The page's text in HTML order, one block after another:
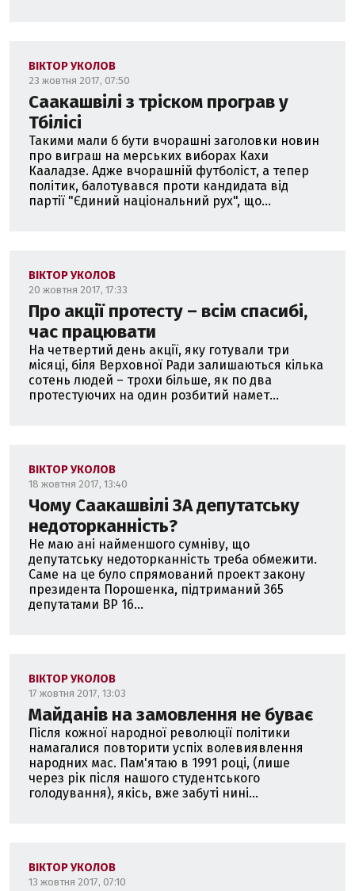
ВІКТОР УКОЛОВ
23 жовтня 2017, 07:50
Саакашвілі з тріском програв у
Тбілісі
Такими мали б бути вчорашні заголовки новин
про виграш на мерських виборах Кахи
Кааладзе. Адже вчорашній футболіст, а тепер
політик, балотувався проти кандидата від
партії "Єдиний національний рух", що...
ВІКТОР УКОЛОВ
20 жовтня 2017, 17:33
Про акції протесту – всім спасибі,
час працювати
На четвертий день акції, яку готували три
місяці, біля Верховної Ради залишаються кілька
сотень людей – трохи більше, як по два
протестуючих на один розбитий намет...
ВІКТОР УКОЛОВ
18 жовтня 2017, 13:40
Чому Саакашвілі ЗА депутатську
недоторканність?
Не маю ані найменшого сумніву, що
депутатську недоторканність треба обмежити.
Саме на це було спрямований проект закону
президента Порошенка, підтриманий 365
депутатами ВР 16...
ВІКТОР УКОЛОВ
17 жовтня 2017, 13:03
Майданів на замовлення не буває
Після кожної народної революції політики
намагалися повторити успіх волевиявлення
народних мас. Пам'ятаю в 1991 році, (лише
через рік після нашого студентського
голодування), якісь, вже забуті нині...
ВІКТОР УКОЛОВ
13 жовтня 2017, 07:10